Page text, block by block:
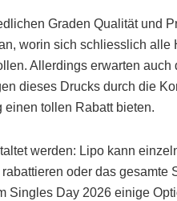
Graden Qualität und
worin sich schliesslich alle
Allerdings erwarten auch
dieses Drucks durch die
einen tollen Rabatt bieten.
werden: Lipo kann
oder das gesamte
Singles Day 2026 einige